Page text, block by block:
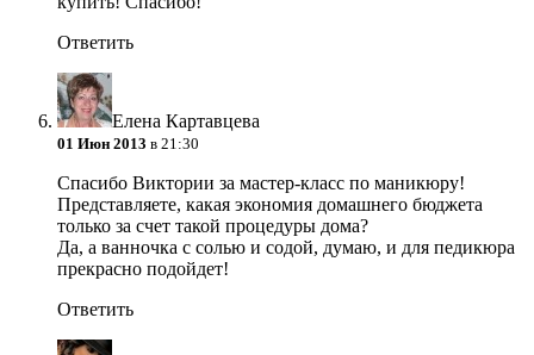
Ответить
Елена Картавцева
01 Июн 2013 в 21:30
Спасибо Виктории за мастер-класс по маникюру!
Представляете, какая экономия домашнего бюджета
только за счет такой процедуры дома?
Да, а ванночка с солью и содой, думаю, и для педикюра
прекрасно подойдет!
Ответить